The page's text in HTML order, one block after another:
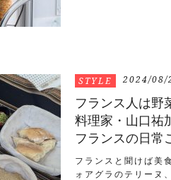
STYLE 2024/08/
フランス人は野
料理家・山口祐
フランスの日常
フランスと聞けば美
ォアグラのテリーヌ